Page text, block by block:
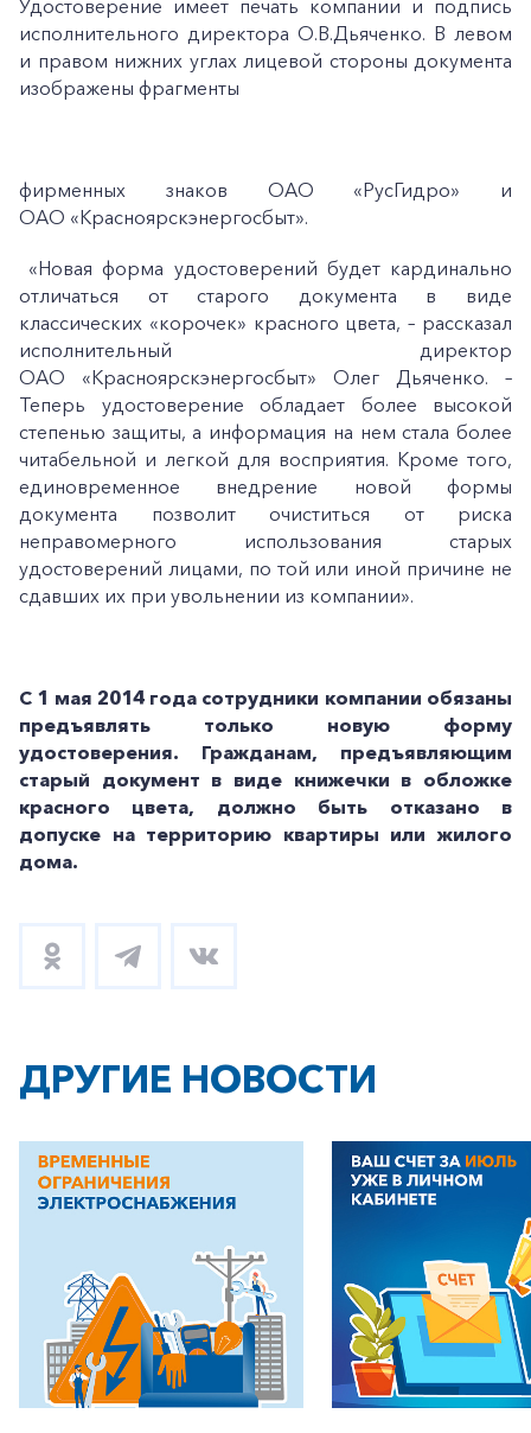
Заказать обратный звонок
Корпоративным клиентам
Удостоверение имеет печать компании и подпись
исполнительного директора О.В.Дьяченко. В левом
и правом нижних углах лицевой стороны документа
изображены фрагменты
фирменных знаков ОАО «РусГидро» и
ОАО «Красноярскэнергосбыт».
«Новая форма удостоверений будет кардинально
отличаться от старого документа в виде
классических «корочек» красного цвета, – рассказал
исполнительный директор
ОАО «Красноярскэнергосбыт» Олег Дьяченко. –
Теперь удостоверение обладает более высокой
степенью защиты, а информация на нем стала более
читабельной и легкой для восприятия. Кроме того,
единовременное внедрение новой формы
документа позволит очиститься от риска
неправомерного использования старых
удостоверений лицами, по той или иной причине не
сдавших их при увольнении из компании».
С 1 мая 2014 года сотрудники компании обязаны
предъявлять только новую форму
удостоверения. Гражданам, предъявляющим
старый документ в виде книжечки в обложке
красного цвета, должно быть отказано в
допуске на территорию квартиры или жилого
дома.
ДРУГИЕ НОВОСТИ